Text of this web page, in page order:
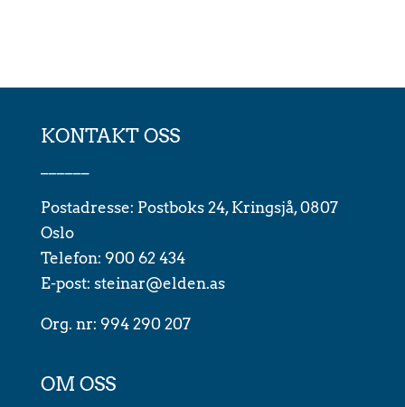
KONTAKT OSS
Postadresse: Postboks 24, Kringsjå, 0807
Oslo
Telefon: 900 62 434
E-post: steinar@elden.as
Org. nr: 994 290 207
OM OSS